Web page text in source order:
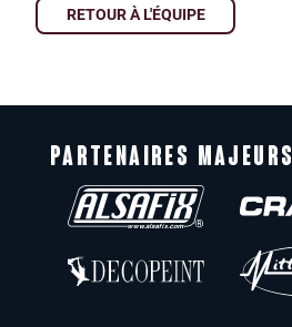
RETOUR À L'ÉQUIPE
PARTENAIRES MAJEURS